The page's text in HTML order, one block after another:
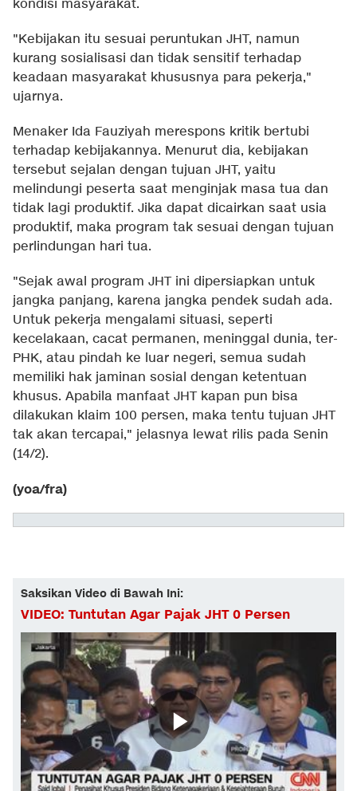
kondisi masyarakat.
"Kebijakan itu sesuai peruntukan JHT, namun
kurang sosialisasi dan tidak sensitif terhadap
keadaan masyarakat khususnya para pekerja,"
ujarnya.
Menaker Ida Fauziyah merespons kritik bertubi
terhadap kebijakannya. Menurut dia, kebijakan
tersebut sejalan dengan tujuan JHT, yaitu
melindungi peserta saat menginjak masa tua dan
tidak lagi produktif. Jika dapat dicairkan saat usia
produktif, maka program tak sesuai dengan tujuan
perlindungan hari tua.
"Sejak awal program JHT ini dipersiapkan untuk
jangka panjang, karena jangka pendek sudah ada.
Untuk pekerja mengalami situasi, seperti
kecelakaan, cacat permanen, meninggal dunia, ter-
PHK, atau pindah ke luar negeri, semua sudah
memiliki hak jaminan sosial dengan ketentuan
khusus. Apabila manfaat JHT kapan pun bisa
dilakukan klaim 100 persen, maka tentu tujuan JHT
tak akan tercapai," jelasnya lewat rilis pada Senin
(14/2).
(yoa/fra)
Saksikan Video di Bawah Ini:
VIDEO: Tuntutan Agar Pajak JHT 0 Persen